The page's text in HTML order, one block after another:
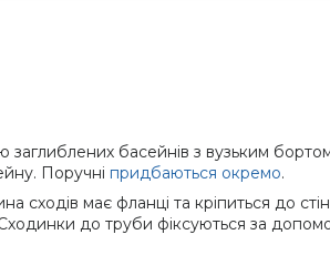
заглиблених басейнів з вузьким
Поручні придбаються окремо.
сходів має фланці та кріпиться до
до труби фіксуються за